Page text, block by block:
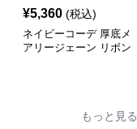
¥5,360 (税込)
ネイビーコーデ 厚底メ
アリージェーン リボン
もっと見る